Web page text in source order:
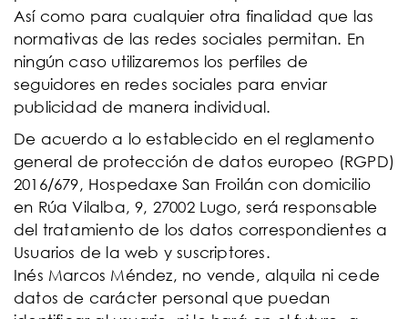
Así como para cualquier otra finalidad que las
normativas de las redes sociales permitan. En
ningún caso utilizaremos los perfiles de
seguidores en redes sociales para enviar
publicidad de manera individual.
De acuerdo a lo establecido en el reglamento
general de protección de datos europeo (RGPD)
2016/679, Hospedaxe San Froilán con domicilio
en Rúa Vilalba, 9, 27002 Lugo, será responsable
del tratamiento de los datos correspondientes a
Usuarios de la web y suscriptores.
Inés Marcos Méndez, no vende, alquila ni cede
datos de carácter personal que puedan